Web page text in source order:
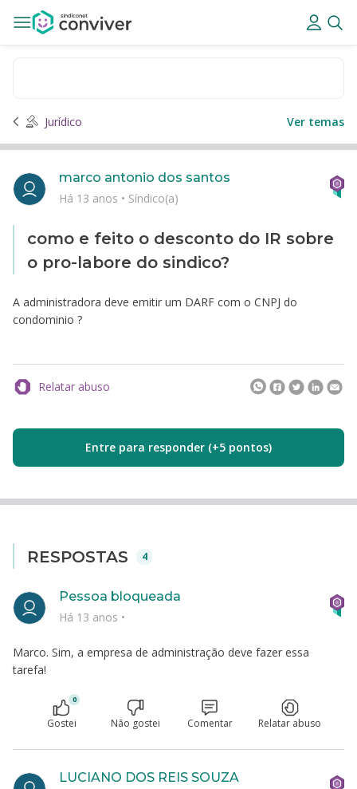
Jurídico Ver temas
como e feito o desconto do IR sobre
o pro-labore do sindico?
A administradora deve emitir um DARF com o CNPJ do
condominio ?
marco antonio dos santos
Há 13 anos • Síndico(a)
Relatar abuso
Entre para responder (+5 pontos)
RESPOSTAS 4
Marco. Sim, a empresa de administração deve fazer essa
tarefa!
Pessoa bloqueada
Há 13 anos •
0
Gostei Não gostei Comentar Relatar abuso
LUCIANO DOS REIS SOUZA